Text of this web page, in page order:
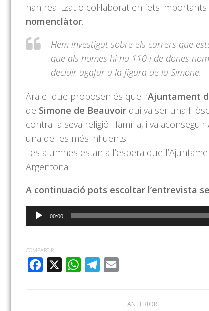
han realitzat o col·laborat en fets
nomenclàtor.
Hem investigat sobre els carrers que
que als homes hi ha 110 i de dones
decidir agafar a la figura de la Simone.
Ara el que proposen és que l’Ajuntament
de Simone de Beauvoir qui va ser una
contra la seva religió i família, i va
una de les més influents.
Les alumnes estan a l’espera que
Argentona.
A continuació pots escoltar l’entrevista
Reproductor
d'àudio
00:00
COMPARTIR
FACEBOOK
WHATSAPPTELEGRAM
ANTERIOR